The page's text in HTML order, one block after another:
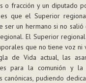
o fracción y un diputado
que el Superior
ser un hermano si no
El Superior
que no tiene voz ni
de Vida actual, las
para la comunión y la
canónicas, pudiendo